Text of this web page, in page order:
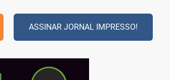
ASSINAR JORNAL IMPRESSO!